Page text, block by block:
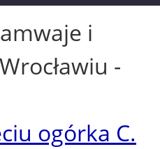
i
-
ogórka C.